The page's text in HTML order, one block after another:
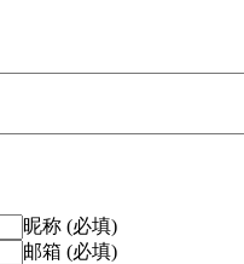
昵称 (必填)
邮箱 (必填)